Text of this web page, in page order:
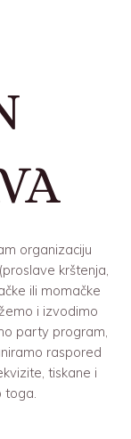
organizaciju
krštenja,
ili momačke
i izvodimo
party program,
raspored
tiskane i
toga.